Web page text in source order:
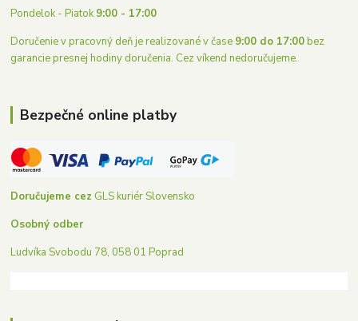
Pondelok - Piatok9:00 - 17:00
Doručenie v pracovný deň je realizované v čase 9:00 do 17:00bez
garancie presnej hodiny doručenia. Cez víkend nedoručujeme.
Bezpečné online platby
Doručujeme cez GLS kuriér Slovensko
Osobný odber
Ludvíka Svobodu 78, 058 01 Poprad